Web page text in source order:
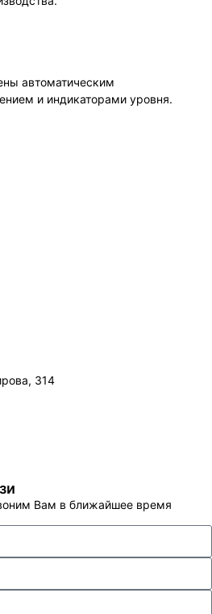
автоматическим
и индикаторами уровня.
314
Вам в ближайшее время